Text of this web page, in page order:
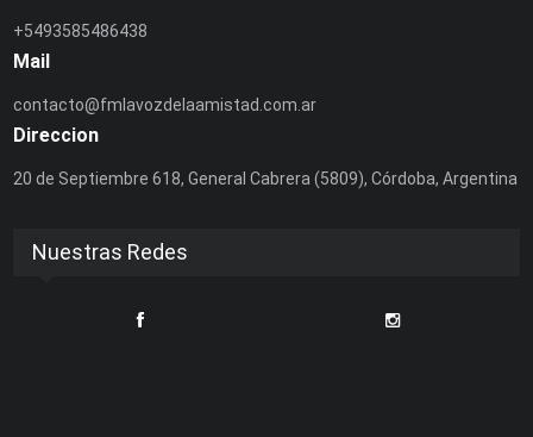
+5493585486438
Mail
contacto@fmlavozdelaamistad.com.ar
Direccion
20 de Septiembre 618, General Cabrera (5809), Córdoba, Argentina
Nuestras Redes